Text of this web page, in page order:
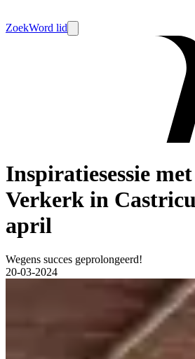
ZoekWord lid
Inspiratiesessie
Verkerk in
april
Wegens succes geprolongeerd!
20-03-2024